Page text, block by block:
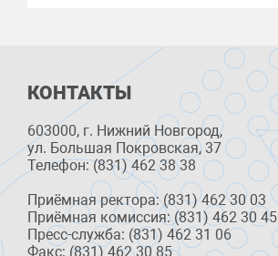
КОНТАКТЫ
603000, г. Нижний Новгород,
ул. Большая Покровская, 37
Телефон: (831) 462 38 38
Приёмная ректора: (831) 462 30 03
Приёмная комиссия: (831) 462 30 45
Пресс-служба: (831) 462 31 06
Факс: (831) 462 30 85